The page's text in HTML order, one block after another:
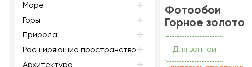
Море
Горы
Природа
Расширяющие пространство
Архитектура
Фотообои
Горное золото
Для ванной